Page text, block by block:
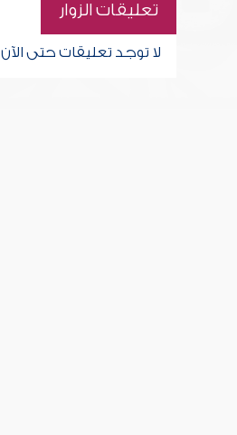
تعليقات الزوار
لا توجد تعليقات حتى الآن